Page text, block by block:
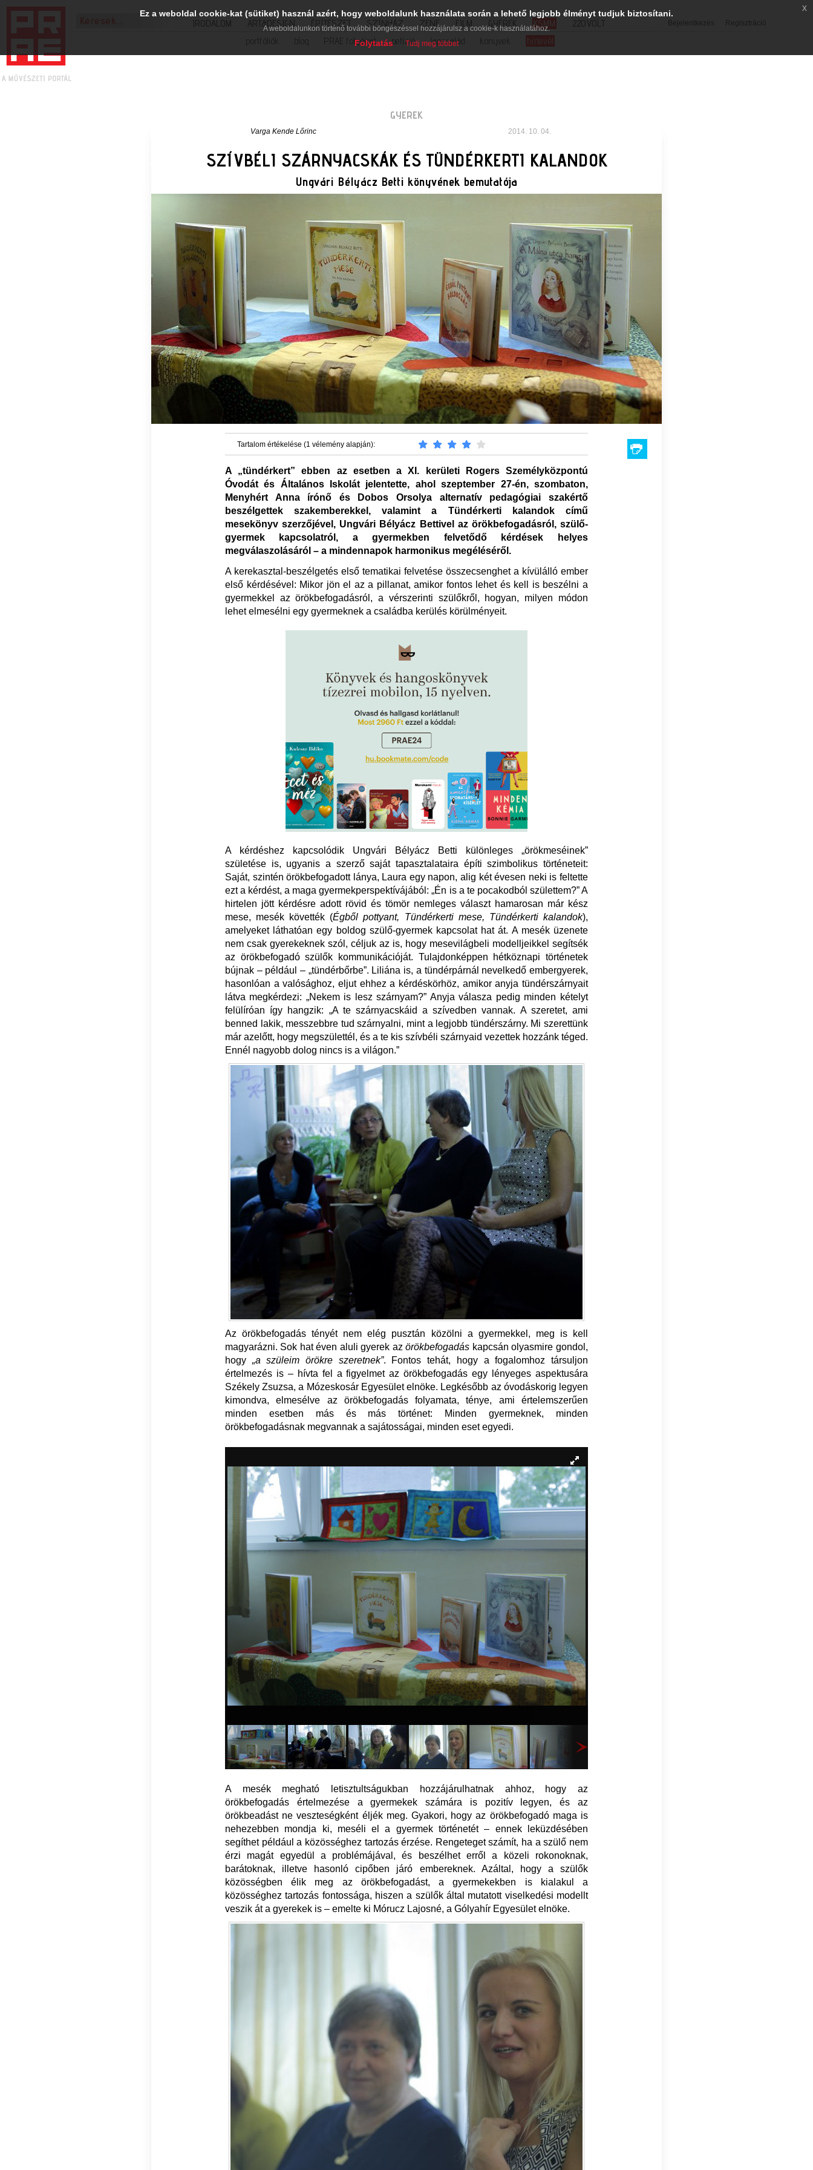
Bejelentkezés Regisztráció
IRODALOM ART&DESIGN ÉPÍTÉSZET SZÍNHÁZ ZENE FILM GYEREK KSMM
220VOLT
portfóliók
blog PRAE folyóirat petíció lapcsalád könyvek hírlevél
GYEREK
Varga Kende Lőrinc 2014. 10. 04.
SZÍVBÉLI SZÁRNYACSKÁK ÉS TÜNDÉRKERTI KALANDOK
Ungvári Bélyácz Betti könyvének bemutatója
Tartalom értékelése (1 vélemény alapján):
A „tündérkert” ebben az esetben a XI. kerületi Rogers Személyközpontú
Óvodát és Általános Iskolát jelentette, ahol szeptember 27-én, szombaton,
Menyhért Anna írónő és Dobos Orsolya alternatív pedagógiai szakértő
beszélgettek szakemberekkel, valamint a Tündérkerti kalandok című
mesekönyv szerzőjével, Ungvári Bélyácz Bettivel az örökbefogadásról, szülő-
gyermek kapcsolatról, a gyermekben felvetődő kérdések helyes
megválaszolásáról – a mindennapok harmonikus megéléséről.
A kerekasztal-beszélgetés első tematikai felvetése összecsenghet a kívülálló ember
első kérdésével: Mikor jön el az a pillanat, amikor fontos lehet és kell is beszélni a
gyermekkel az örökbefogadásról, a vérszerinti szülőkről, hogyan, milyen módon
lehet elmesélni egy gyermeknek a családba kerülés körülményeit.
A kérdéshez kapcsolódik Ungvári Bélyácz Betti különleges „örökmeséinek”
születése is, ugyanis a szerző saját tapasztalataira építi szimbolikus történeteit:
Saját, szintén örökbefogadott lánya, Laura egy napon, alig két évesen neki is feltette
ezt a kérdést, a maga gyermekperspektívájából: „Én is a te pocakodból születtem?” A
hirtelen jött kérdésre adott rövid és tömör nemleges választ hamarosan már kész
mese, mesék követték (Égből pottyant, Tündérkerti mese, Tündérkerti kalandok),
amelyeket láthatóan egy boldog szülő-gyermek kapcsolat hat át. A mesék üzenete
nem csak gyerekeknek szól, céljuk az is, hogy mesevilágbeli modelljeikkel segítsék
az örökbefogadó szülők kommunikációját. Tulajdonképpen hétköznapi történetek
bújnak – például – „tündérbőrbe”. Liliána is, a tündérpárnál nevelkedő embergyerek,
hasonlóan a valósághoz, eljut ehhez a kérdéskörhöz, amikor anyja tündérszárnyait
látva megkérdezi: „Nekem is lesz szárnyam?” Anyja válasza pedig minden kételyt
felülíróan így hangzik: „A te szárnyacskáid a szívedben vannak. A szeretet, ami
benned lakik, messzebbre tud szárnyalni, mint a legjobb tündérszárny. Mi szerettünk
már azelőtt, hogy megszülettél, és a te kis szívbéli szárnyaid vezettek hozzánk téged.
Ennél nagyobb dolog nincs is a világon.”
Az örökbefogadás tényét nem elég pusztán közölni a gyermekkel, meg is kell
magyarázni. Sok hat éven aluli gyerek azörökbefogadás kapcsán olyasmire gondol,
hogy „a szüleim örökre szeretnek”. Fontos tehát, hogy a fogalomhoz társuljon
értelmezés is – hívta fel a figyelmet az örökbefogadás egy lényeges aspektusára
Székely Zsuzsa, a Mózeskosár Egyesület elnöke. Legkésőbb az óvodáskorig legyen
kimondva, elmesélve az örökbefogadás folyamata, ténye, ami értelemszerűen
minden esetben más és más történet: Minden gyermeknek, minden
örökbefogadásnak megvannak a sajátosságai, minden eset egyedi.
A mesék megható letisztultságukban hozzájárulhatnak ahhoz, hogy az
örökbefogadás értelmezése a gyermekek számára is pozitív legyen, és az
örökbeadást ne veszteségként éljék meg. Gyakori, hogy az örökbefogadó maga is
nehezebben mondja ki, meséli el a gyermek történetét – ennek leküzdésében
segíthet például a közösséghez tartozás érzése. Rengeteget számít, ha a szülő nem
érzi magát egyedül a problémájával, és beszélhet erről a közeli rokonoknak,
barátoknak, illetve hasonló cipőben járó embereknek. Azáltal, hogy a szülők
közösségben élik meg az örökbefogadást, a gyermekekben is kialakul a
közösséghez tartozás fontossága, hiszen a szülők által mutatott viselkedési modellt
veszik át a gyerekek is – emelte ki Mórucz Lajosné, a Gólyahír Egyesület elnöke.
Ez a weboldal cookie-kat (sütiket) használ azért, hogy weboldalunk használata során a lehető legjobb élményt tudjuk biztosítani.
A weboldalunkon történő további böngészéssel hozzájárulsz a cookie-k használatához.
Folytatás Tudj meg többet
x